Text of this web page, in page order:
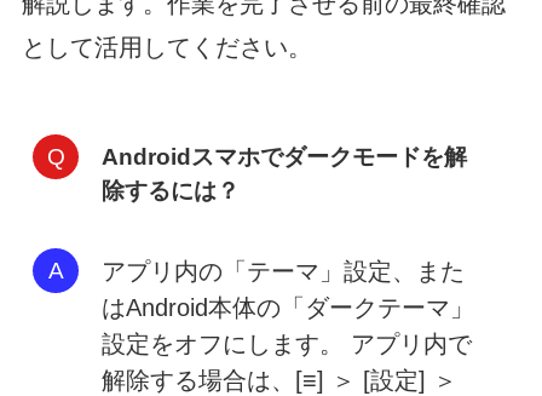
として活用してください。
Androidスマホでダークモードを解
除するには？
アプリ内の「テーマ」設定、また
はAndroid本体の「ダークテーマ」
設定をオフにします。 アプリ内で
解除する場合は、[≡] ＞ [設定] ＞